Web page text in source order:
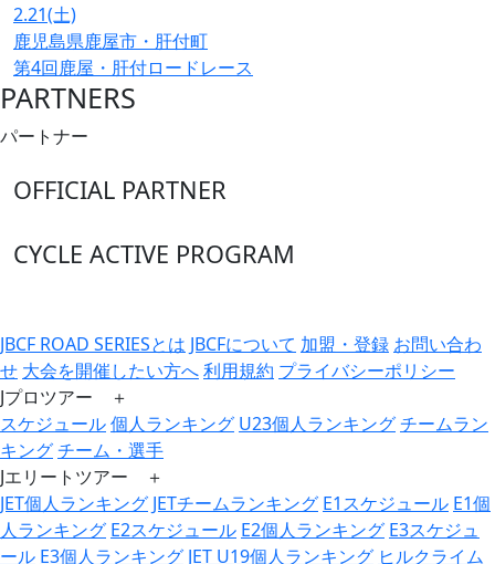
2.21(土)
鹿児島県鹿屋市・肝付町
第4回鹿屋・肝付ロードレース
PARTNERS
パートナー
OFFICIAL PARTNER
CYCLE ACTIVE PROGRAM
JBCF ROAD SERIESとは JBCFについて 加盟・登録 お問い合わ
せ 大会を開催したい方へ利用規約 プライバシーポリシー
Jプロツアー ＋
スケジュール個人ランキング U23個人ランキングチームラン
キングチーム・選手
Jエリートツアー ＋
JET個人ランキング JETチームランキング E1スケジュール E1個
人ランキング E2スケジュール E2個人ランキング E3スケジュ
ール E3個人ランキング JET U19個人ランキング ヒルクライム